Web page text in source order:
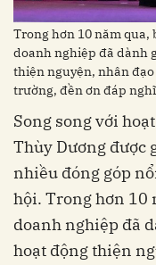
Trong hơn 10 năm qua,
doanh nghiệp đã dành
thiện nguyện, nhân
trường, đền ơn đáp
Song song với
Thùy Dương được
nhiều đóng góp
hội. Trong hơn 10
doanh nghiệp đã
hoạt động thiện